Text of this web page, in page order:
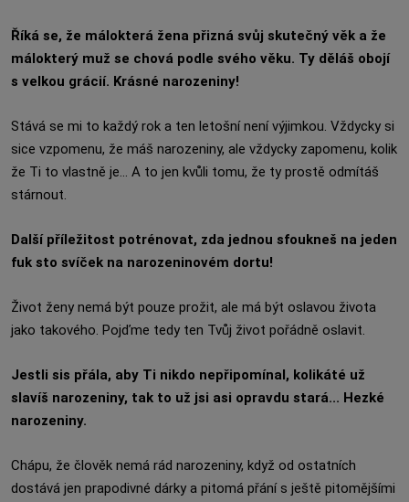
Říká se, že málokterá žena přizná svůj skutečný věk a že
málokterý muž se chová podle svého věku. Ty děláš obojí
s velkou grácií. Krásné narozeniny!
Stává se mi to každý rok a ten letošní není výjimkou. Vždycky si
sice vzpomenu, že máš narozeniny, ale vždycky zapomenu, kolik
že Ti to vlastně je... A to jen kvůli tomu, že ty prostě odmítáš
stárnout.
Další příležitost potrénovat, zda jednou sfoukneš na jeden
fuk sto svíček na narozeninovém dortu!
Život ženy nemá být pouze prožit, ale má být oslavou života
jako takového. Pojďme tedy ten Tvůj život pořádně oslavit.
Jestli sis přála, aby Ti nikdo nepřipomínal, kolikáté už
slavíš narozeniny, tak to už jsi asi opravdu stará... Hezké
narozeniny.
Chápu, že člověk nemá rád narozeniny, když od ostatních
dostává jen prapodivné dárky a pitomá přání s ještě pitomějšími